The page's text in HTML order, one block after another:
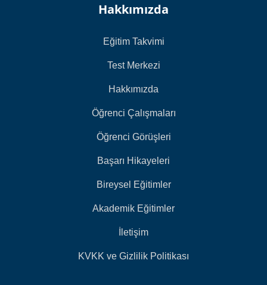
Hakkımızda
Eğitim Takvimi
Test Merkezi
Hakkımızda
Öğrenci Çalışmaları
Öğrenci Görüşleri
Başarı Hikayeleri
Bireysel Eğitimler
Akademik Eğitimler
İletişim
KVKK ve Gizlilik Politikası